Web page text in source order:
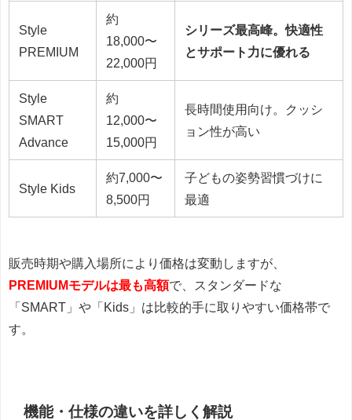
Style
PREMIUM
約
18,000〜
22,000円
シリーズ最高峰。快適性
とサポート力に優れる
Style
SMART
Advance
約
12,000〜
15,000円
長時間使用向け。クッシ
ョン性が高い
Style Kids
約7,000〜
8,500円
子どもの姿勢習慣づけに
最適
販売時期や購入場所により価格は変動しますが、
PREMIUMモデルは最も高額で、スタンダードな
「SMART」や「Kids」は比較的手に取りやすい価格帯で
す。
機能・仕様の違いを詳しく解説